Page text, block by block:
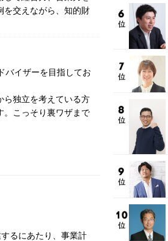
を交えながら、知的財
バイザーを目指してお
ら独立を考えている方
。こっそり裏ワザまで
るにあたり、事業計